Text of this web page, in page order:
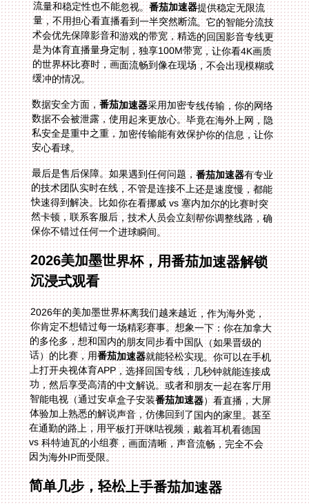
流量和稳定性也不能忽视。番茄加速器提供稳定无限流
量，不用担心看直播看到一半突然断流。它的智能分流技
术会优先保障影音和游戏的带宽，精选的回国影音专线更
是为体育直播量身定制，独享100M带宽，让你看4K画质
的世界杯比赛时，画面流畅到像在现场，不会出现模糊或
缓冲的情况。
数据安全方面，番茄加速器采用加密专线传输，你的网络
数据不会被泄露，使用起来更放心。毕竟在海外上网，隐
私安全是重中之重，加密传输能有效保护你的信息，让你
安心看球。
最后是售后保障。如果遇到任何问题，番茄加速器有专业
的技术团队实时在线，不管是连接不上还是速度慢，都能
快速得到解决。比如你在看挪威 vs 塞内加尔的比赛时突
然卡顿，联系客服后，技术人员会立刻帮你调整线路，确
保你不错过任何一个进球瞬间。
2026美加墨世界杯，用番茄加速器解锁
沉浸式观看
2026年的美加墨世界杯离我们越来越近，作为海外党，
你肯定不想错过每一场精彩赛事。想象一下：你在加拿大
的多伦多，想和国内的朋友同步看中国队（如果晋级的
话）的比赛，用番茄加速器就能轻松实现。你可以在手机
上打开央视体育APP，选择回国专线，几秒钟就能连接成
功，然后享受高清的中文解说。或者和朋友一起在客厅用
智能电视（通过安卓盒子安装番茄加速器）看直播，大屏
体验加上熟悉的解说声音，仿佛回到了国内的家里。甚至
在通勤的路上，用平板打开咪咕视频，戴着耳机看德国
vs 科特迪瓦的小组赛，画面清晰，声音流畅，完全不会
因为海外IP而受限。
简单几步，轻松上手番茄加速器